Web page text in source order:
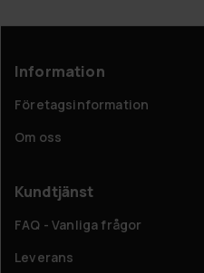
Information
Företagsinformation
Om oss
Kundtjänst
FAQ - Vanliga frågor
Leverans